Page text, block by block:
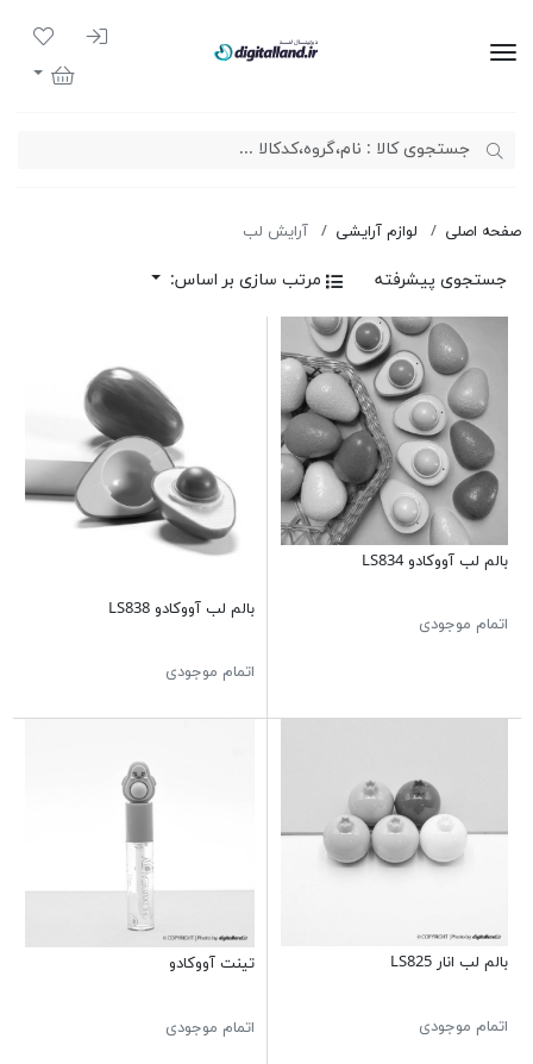
ورود به
لیست
سبد خرید
صفحه اصلی لوازم آرایشی آرایش لب
جستجوی پیشرفته مرتب سازی بر اساس:
بالم لب آووکادو LS834
اتمام موجودی
بالم لب آووکادو LS838
اتمام موجودی
بالم لب انار LS825
اتمام موجودی
تینت آووکادو
اتمام موجودی